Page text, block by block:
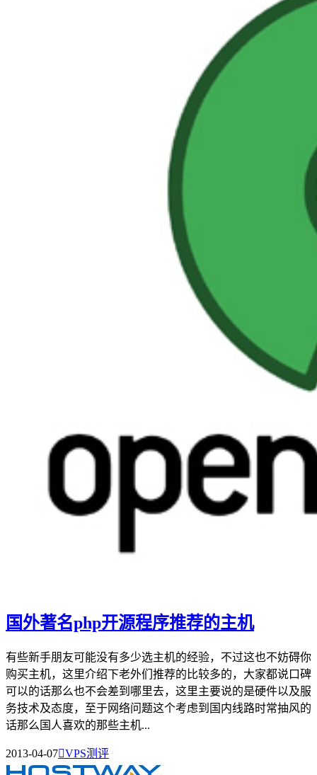
国外著名php开源程序推荐的主机
有些新手朋友可能没有多少选主机的经验，不过这也不妨碍你
购买主机，这里介绍下老外们推荐的比较多的，大家都说口碑
可以的话那么也不会差到哪里去，这里主要说的是硬件以及服
务技术及态度，至于网络问题这个考虑到国内线路时常抽风的
话那么国人喜欢的那些主机...
2013-04-07VPS测评